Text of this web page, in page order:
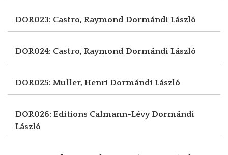
DOR023: Castro, Raymond Dormándi László
DOR024: Castro, Raymond Dormándi László
DOR025: Muller, Henri Dormándi László
DOR026: Editions Calmann-LévyDormándi
László